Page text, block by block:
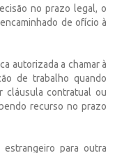
no prazo legal, o
de ofício à
autorizada a chamar à
de trabalho quando
cláusula contratual ou
recurso no prazo
para outra